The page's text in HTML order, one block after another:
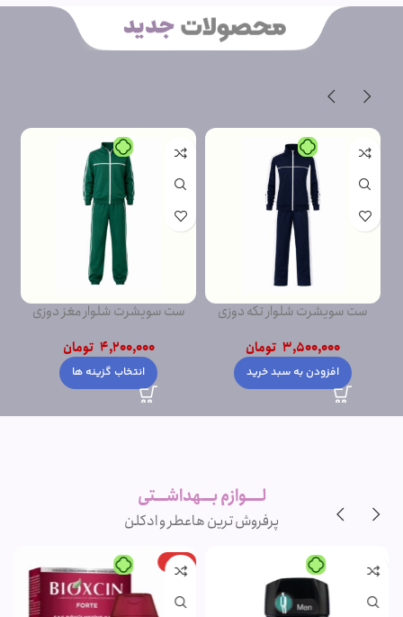
ست سویشرت شلوار تکه دوزی
3,500,000 تومان
افزودن به سبد خرید
ست سویشرت شلوار مغز دوزی
4,200,000 تومان
انتخاب گزینه ها
لــــوازم بـــهداشـــتی
پرفروش ترین هاعطر و ادکلن
-15%